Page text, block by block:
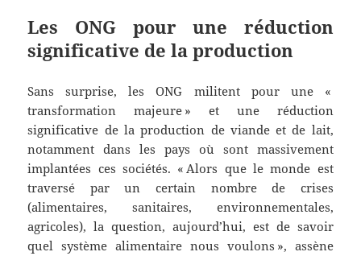
Les ONG pour une réduction
significative de la production
Sans surprise, les ONG militent pour une «
transformation majeure » et une réduction
significative de la production de viande et de lait,
notamment dans les pays où sont massivement
implantées ces sociétés. « Alors que le monde est
traversé par un certain nombre de crises
(alimentaires, sanitaires, environnementales,
agricoles), la question, aujourd’hui, est de savoir
quel système alimentaire nous voulons », assène